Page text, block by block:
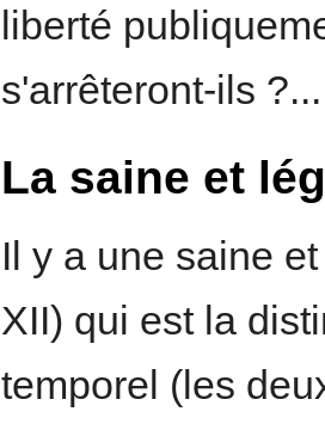
liberté
s'arrêteront-ils ?...
La saine et
Il y a une saine
XII) qui est la
temporel (les